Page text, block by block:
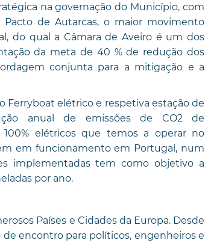
na governação do Município, com
de Autarcas, o maior movimento
do qual a Câmara de Aveiro é um dos
da meta de 40 % de redução dos
conjunta para a mitigação e a
Ferryboat elétrico e respetiva estação de
anual de emissões de CO2 de
elétricos que temos a operar no
em funcionamento em Portugal, num
implementadas tem como objetivo a
por ano.
Países e Cidades da Europa. Desde
encontro para políticos, engenheiros e